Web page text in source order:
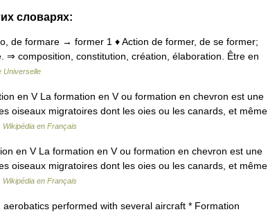
словарях:
de formare → former 1 ♦ Action de former, de se former;
⇒ composition, constitution, création, élaboration. Être en
Universelle
en V La formation en V ou formation en chevron est une
oiseaux migratoires dont les oies ou les canards, et même
Wikipédia en Français
en V La formation en V ou formation en chevron est une
oiseaux migratoires dont les oies ou les canards, et même
Wikipédia en Français
performed with several aircraft * Formation